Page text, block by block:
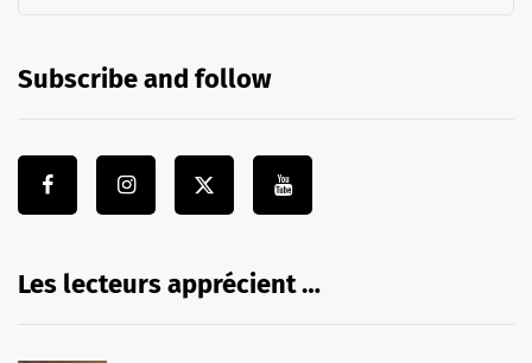
Subscribe and follow
Les lecteurs apprécient …